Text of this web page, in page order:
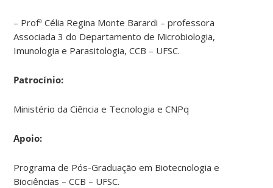
– Profª Célia Regina Monte Barardi – professora
Associada 3 do Departamento de Microbiologia,
Imunologia e Parasitologia, CCB – UFSC.
Patrocínio:
Ministério da Ciência e Tecnologia e CNPq
Apoio:
Programa de Pós-Graduação em Biotecnologia e
Biociências – CCB – UFSC.